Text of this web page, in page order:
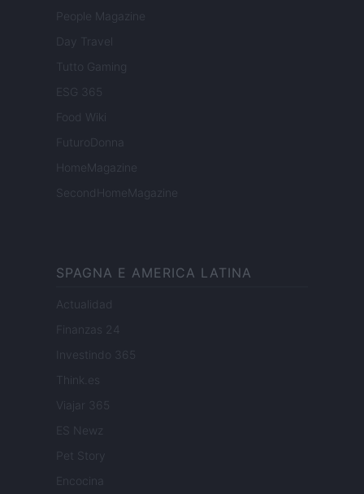
People Magazine
Day Travel
Tutto Gaming
ESG 365
Food Wiki
FuturoDonna
HomeMagazine
SecondHomeMagazine
SPAGNA E AMERICA LATINA
Actualidad
Finanzas 24
Investindo 365
Think.es
Viajar 365
ES Newz
Pet Story
Encocina